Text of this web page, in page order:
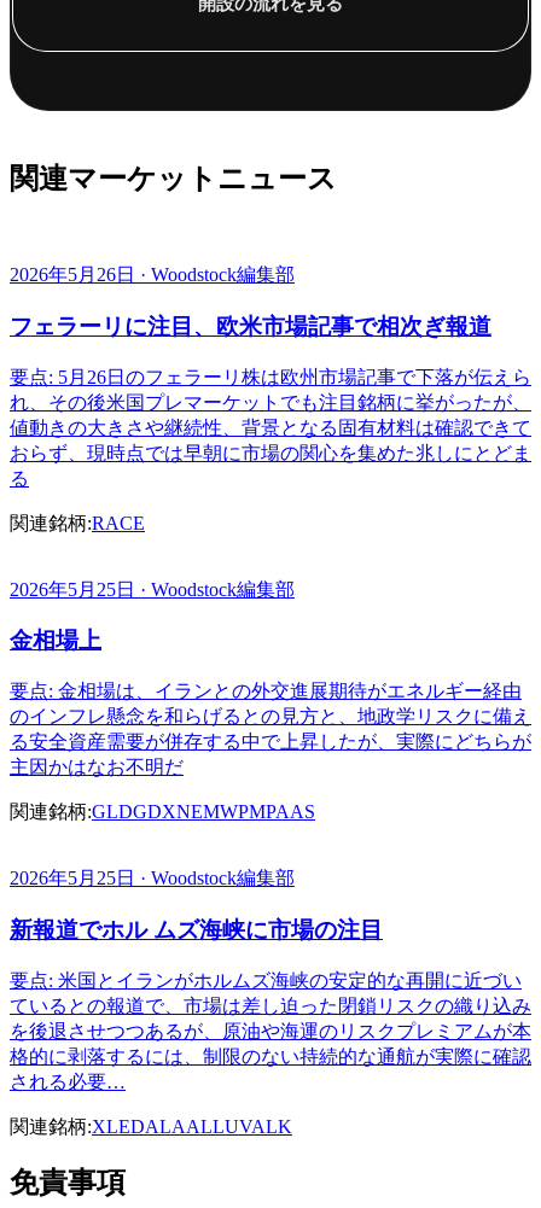
開設の流れを見る
関連マーケットニュース
2026年5月26日 · Woodstock編集部
フェラーリに注目、欧米市場記事で相次ぎ報道
要点: 5月26日のフェラーリ株は欧州市場記事で下落が伝えら
れ、その後米国プレマーケットでも注目銘柄に挙がったが、
値動きの大きさや継続性、背景となる固有材料は確認できて
おらず、現時点では早朝に市場の関心を集めた兆しにとどま
る
関連銘柄:RACE
2026年5月25日 · Woodstock編集部
金相場上
要点: 金相場は、イランとの外交進展期待がエネルギー経由
のインフレ懸念を和らげるとの見方と、地政学リスクに備え
る安全資産需要が併存する中で上昇したが、実際にどちらが
主因かはなお不明だ
関連銘柄:GLDGDXNEMWPMPAAS
2026年5月25日 · Woodstock編集部
新報道でホル ムズ海峡に市場の注目
要点: 米国とイランがホルムズ海峡の安定的な再開に近づい
ているとの報道で、市場は差し迫った閉鎖リスクの織り込み
を後退させつつあるが、原油や海運のリスクプレミアムが本
格的に剥落するには、制限のない持続的な通航が実際に確認
される必要…
関連銘柄:XLEDALAALLUVALK
免責事項